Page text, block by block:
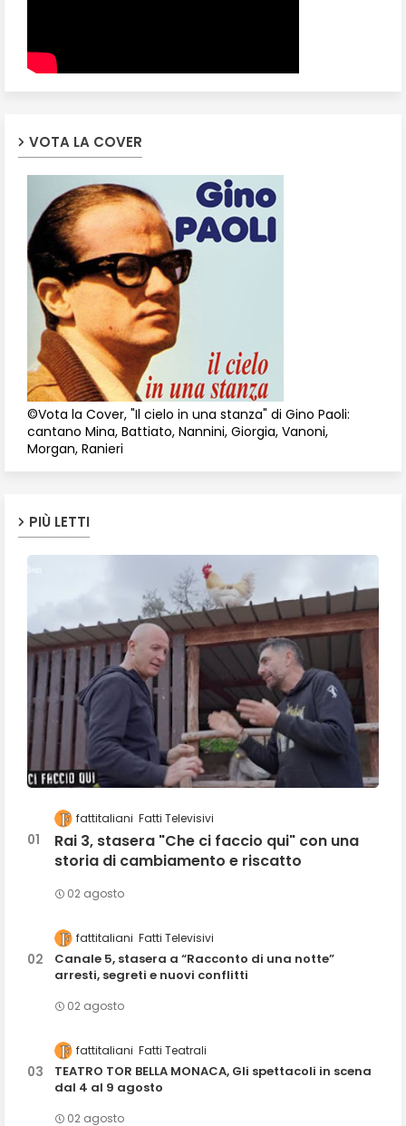
VOTA LA COVER
©Vota la Cover, "Il cielo in una stanza" di Gino Paoli:
cantano Mina, Battiato, Nannini, Giorgia, Vanoni,
Morgan, Ranieri
PIÙ LETTI
fattitaliani Fatti Televisivi
Rai 3, stasera "Che ci faccio qui" con una
storia di cambiamento e riscatto
02 agosto
fattitaliani Fatti Televisivi
Canale 5, stasera a “Racconto di una notte”
arresti, segreti e nuovi conflitti
02 agosto
fattitaliani Fatti Teatrali
TEATRO TOR BELLA MONACA, Gli spettacoli in scena
dal 4 al 9 agosto
02 agosto